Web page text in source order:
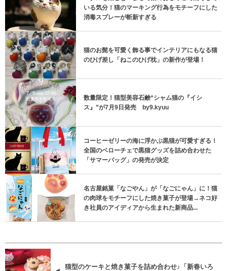
いる気分！猫のマーキング行為をモチーフにした
消毒スプレーが斬新すぎる
猫のお髭を可愛く飾る事でインテリアにもなる猫
のひげ差し「ねこのひげ枕」の新作が登場！
数量限定！猫型美容石鹸“シャム猫の『イシ
ス』”が7月9日発売 by9.kyuu
コーヒーゼリーの海に浮かぶ黒猫が可愛すぎる！
全国のベローチェで黒猫グッズを詰め合わせた
「サマーバッグ」の発売が決定
名古屋銘菓「なごやん」が「なごにゃん」に！猫
の肉球をモチーフにした焼き菓子が登場→ネコ好
き社員のアイディアから生まれた新商品...
猫型のケーキと焼き菓子を詰め合わせ♪「新春いろ